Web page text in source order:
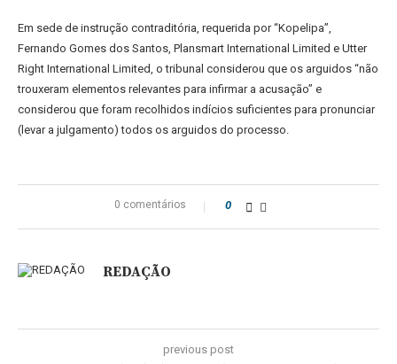
Em sede de instrução contraditória, requerida por “Kopelipa”,
Fernando Gomes dos Santos, Plansmart International Limited e Utter
Right International Limited, o tribunal considerou que os arguidos “não
trouxeram elementos relevantes para infirmar a acusação” e
considerou que foram recolhidos indícios suficientes para pronunciar
(levar a julgamento) todos os arguidos do processo.
0 comentários 0
REDAÇÃO
previous post